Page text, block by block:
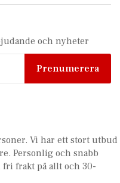
och nyheter
Prenumerera
Vi har ett stort utbud
Personlig och snabb
frakt på allt och 30-